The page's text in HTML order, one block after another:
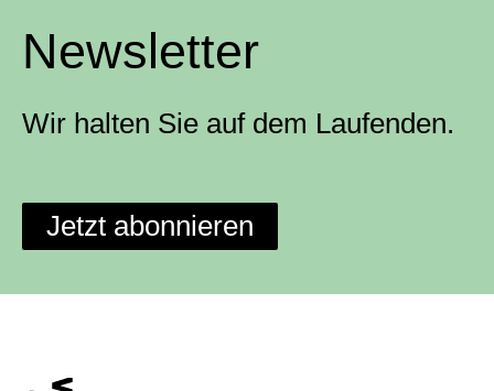
Newsletter
Wir halten Sie auf dem Laufenden.
Jetzt abonnieren